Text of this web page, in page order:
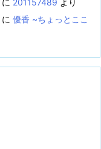
に 201157489 より
に 優香 ~ちょっとここ